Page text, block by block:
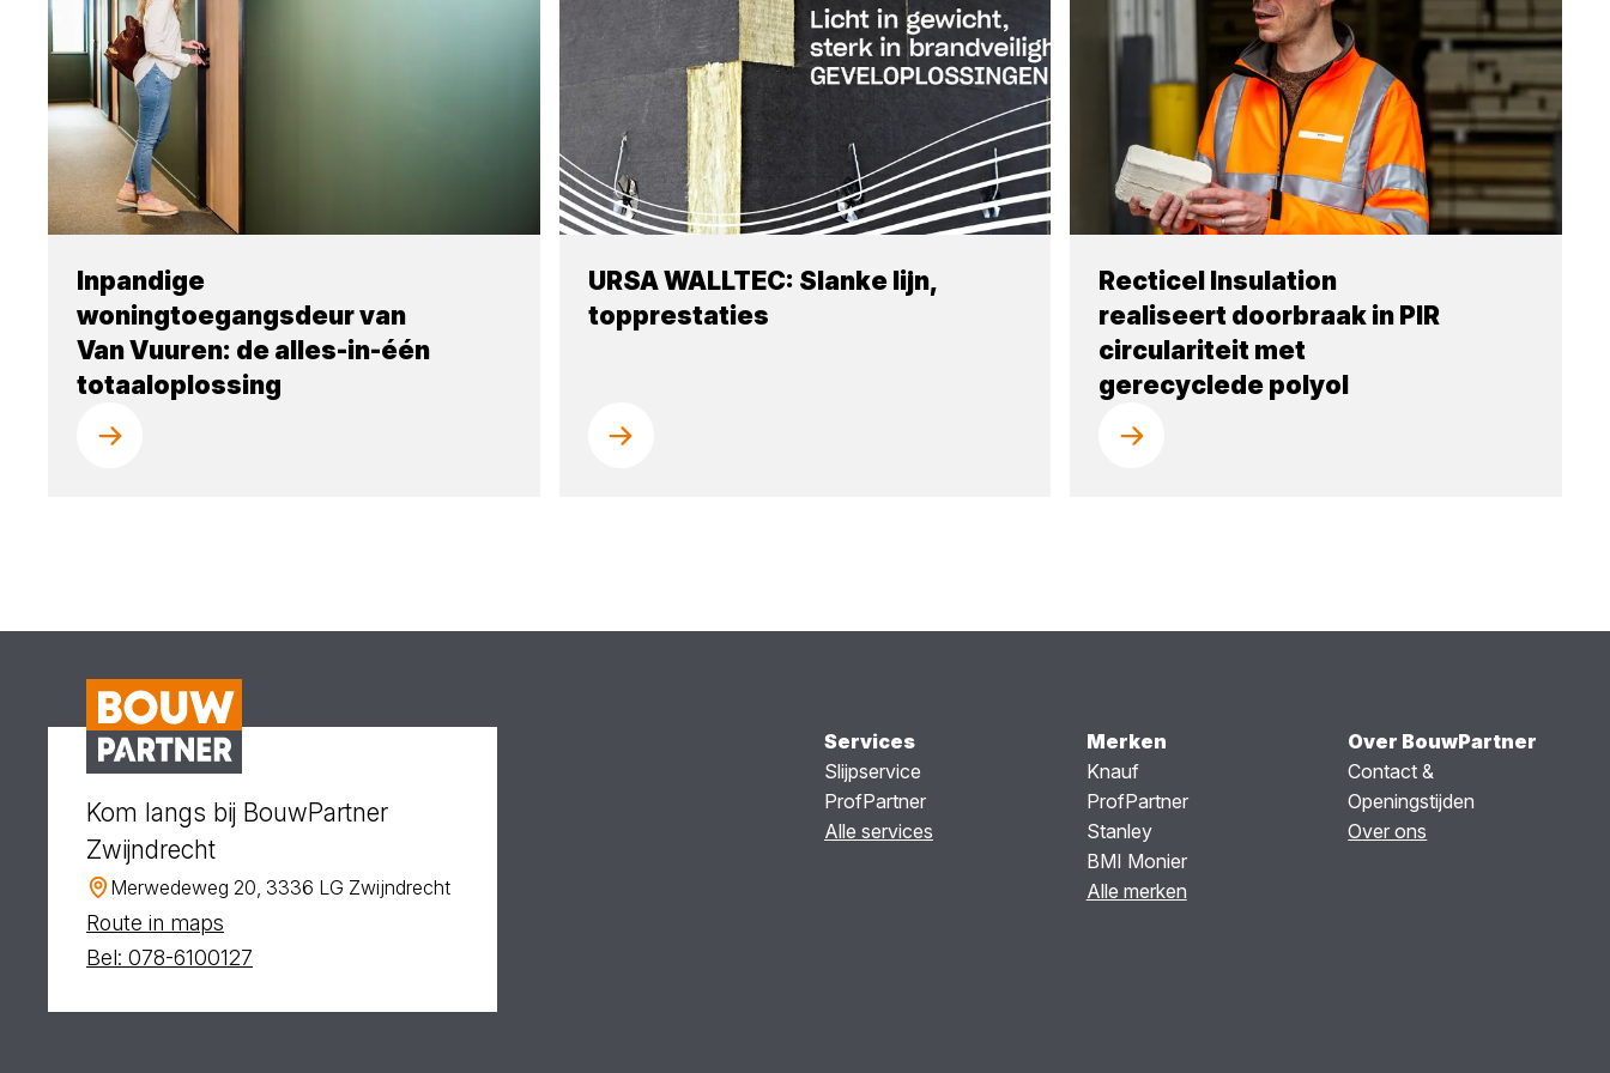
Inpandige
woningtoegangsdeur van
Van Vuuren: de alles-in-één
totaaloplossing
URSA WALLTEC: Slanke lijn,
topprestaties
Recticel Insulation
realiseert doorbraak in PIR
circulariteit met
gerecyclede polyol
Kom langs bij BouwPartner
Zwijndrecht
Merwedeweg 20, 3336 LG Zwijndrecht
Route in maps
Bel: 078-6100127
Services
Slijpservice
ProfPartner
Alle services
Merken
Knauf
ProfPartner
Stanley
BMI Monier
Alle merken
Over BouwPartner
Contact &
Openingstijden
Over ons